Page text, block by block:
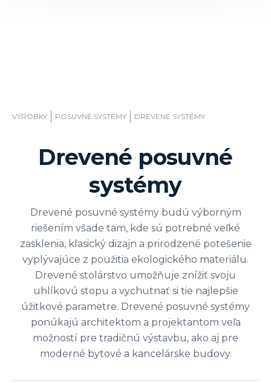
VÝROBKY POSUVNÉ SYSTÉMY DREVENÉ SYSTÉMY
Drevené posuvné
systémy
Drevené posuvné systémy budú výborným
riešením všade tam, kde sú potrebné veľké
zasklenia, klasický dizajn a prirodzené potešenie
vyplývajúce z použitia ekologického materiálu.
Drevené stolárstvo umožňuje znížiť svoju
uhlíkovú stopu a vychutnať si tie najlepšie
úžitkové parametre. Drevené posuvné systémy
ponúkajú architektom a projektantom veľa
možností pre tradičnú výstavbu, ako aj pre
moderné bytové a kancelárske budovy.